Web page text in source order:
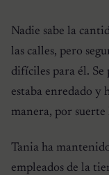
Nadie sabe la
las calles, pero
difíciles para él. Se
estaba enredado y
manera, por
Tania ha
empleados de la